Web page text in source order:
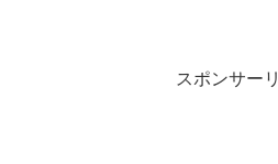
スポンサー